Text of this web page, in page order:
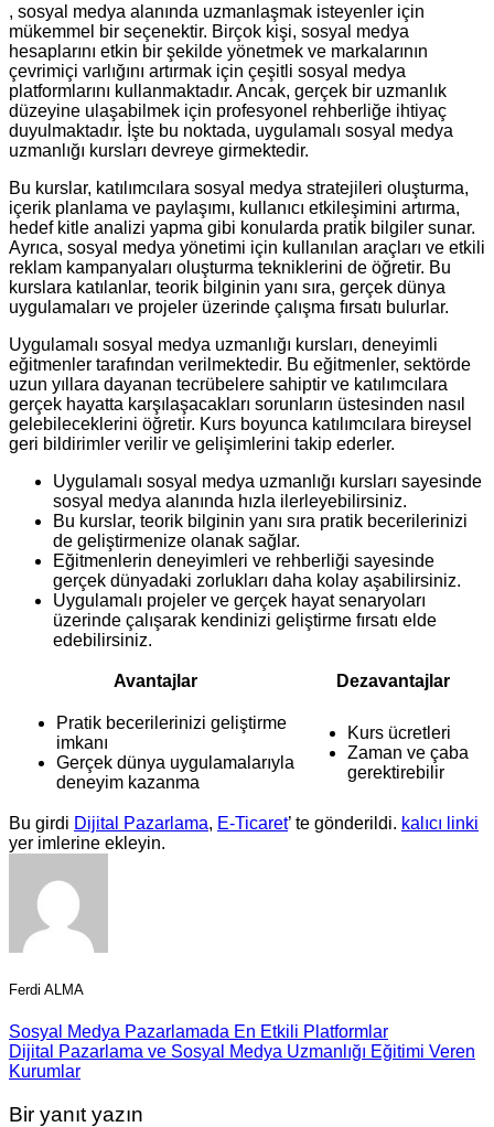
, sosyal medya alanında uzmanlaşmak isteyenler için
mükemmel bir seçenektir. Birçok kişi, sosyal medya
hesaplarını etkin bir şekilde yönetmek ve markalarının
çevrimiçi varlığını artırmak için çeşitli sosyal medya
platformlarını kullanmaktadır. Ancak, gerçek bir uzmanlık
düzeyine ulaşabilmek için profesyonel rehberliğe ihtiyaç
duyulmaktadır. İşte bu noktada, uygulamalı sosyal medya
uzmanlığı kursları devreye girmektedir.
Bu kurslar, katılımcılara sosyal medya stratejileri oluşturma,
içerik planlama ve paylaşımı, kullanıcı etkileşimini artırma,
hedef kitle analizi yapma gibi konularda pratik bilgiler sunar.
Ayrıca, sosyal medya yönetimi için kullanılan araçları ve etkili
reklam kampanyaları oluşturma tekniklerini de öğretir. Bu
kurslara katılanlar, teorik bilginin yanı sıra, gerçek dünya
uygulamaları ve projeler üzerinde çalışma fırsatı bulurlar.
Uygulamalı sosyal medya uzmanlığı kursları, deneyimli
eğitmenler tarafından verilmektedir. Bu eğitmenler, sektörde
uzun yıllara dayanan tecrübelere sahiptir ve katılımcılara
gerçek hayatta karşılaşacakları sorunların üstesinden nasıl
gelebileceklerini öğretir. Kurs boyunca katılımcılara bireysel
geri bildirimler verilir ve gelişimlerini takip ederler.
Uygulamalı sosyal medya uzmanlığı kursları sayesinde
sosyal medya alanında hızla ilerleyebilirsiniz.
Bu kurslar, teorik bilginin yanı sıra pratik becerilerinizi
de geliştirmenize olanak sağlar.
Eğitmenlerin deneyimleri ve rehberliği sayesinde
gerçek dünyadaki zorlukları daha kolay aşabilirsiniz.
Uygulamalı projeler ve gerçek hayat senaryoları
üzerinde çalışarak kendinizi geliştirme fırsatı elde
edebilirsiniz.
Avantajlar Dezavantajlar
Pratik becerilerinizi geliştirme
imkanı
Gerçek dünya uygulamalarıyla
deneyim kazanma
Kurs ücretleri
Zaman ve çaba
gerektirebilir
Bu girdi Dijital Pazarlama, E-Ticaret’ te gönderildi. kalıcı linki
yer imlerine ekleyin.
Ferdi ALMA
Sosyal Medya Pazarlamada En Etkili Platformlar
Dijital Pazarlama ve Sosyal Medya Uzmanlığı Eğitimi Veren
Kurumlar
Bir yanıt yazın